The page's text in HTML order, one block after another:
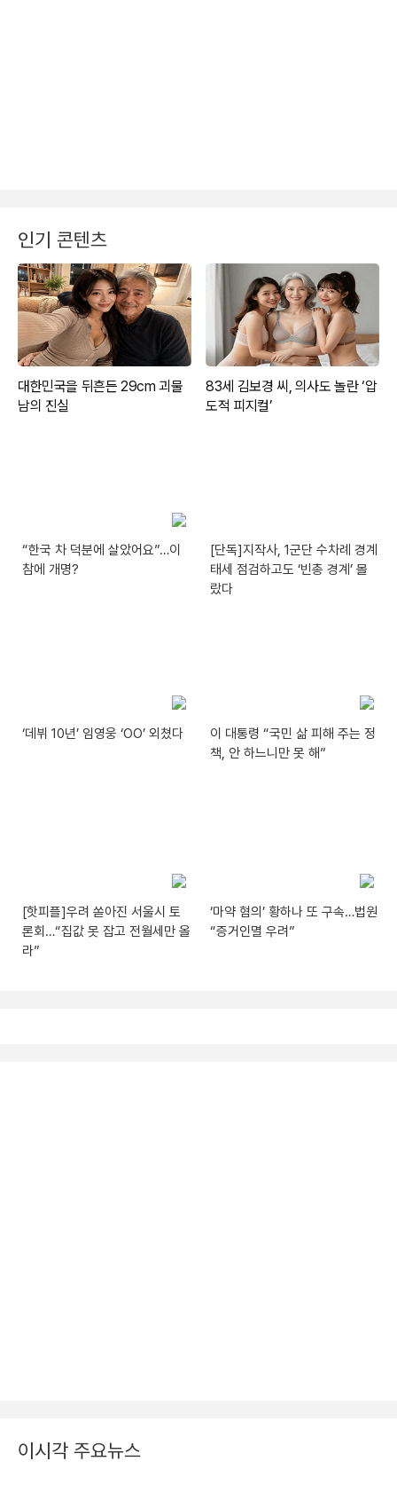
인기 콘텐츠
“한국 차 덕분에 살았어요”…이
참에 개명?
[단독]지작사, 1군단 수차례 경계
태세 점검하고도 ‘빈총 경계’ 몰
랐다
‘데뷔 10년’ 임영웅 ‘OO’ 외쳤다
이 대통령 “국민 삶 피해 주는 정
책, 안 하느니만 못 해”
[핫피플]우려 쏟아진 서울시 토
론회…“집값 못 잡고 전월세만 올
라”
‘마약 혐의’ 황하나 또 구속…법원
“증거인멸 우려”
이시각 주요뉴스